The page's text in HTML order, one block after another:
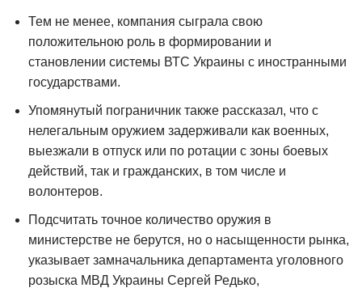
Тем не менее, компания сыграла свою
положительною роль в формировании и
становлении системы ВТС Украины с иностранными
государствами.
Упомянутый пограничник также рассказал, что с
нелегальным оружием задерживали как военных,
выезжали в отпуск или по ротации с зоны боевых
действий, так и гражданских, в том числе и
волонтеров.
Подсчитать точное количество оружия в
министерстве не берутся, но о насыщенности рынка,
указывает замначальника департамента уголовного
розыска МВД Украины Сергей Редько,